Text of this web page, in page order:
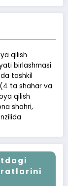
qilish
birlashmasi
tashkil
ta shahar va
qilish
shahri,